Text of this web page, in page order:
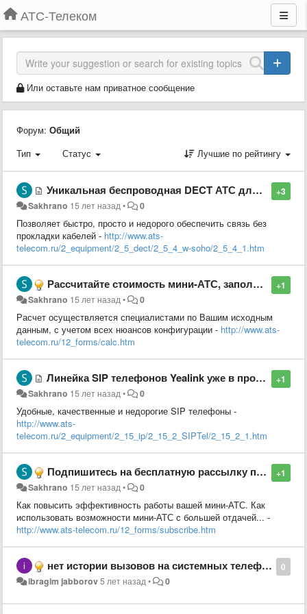
АТС-Телеком
Или оставьте нам приватное сообщение
Форум: Общий
Тип
Статус Лучшие по рейтингу
+3
Уникальная беспроводная DECT АТС для малого бизнеса - LG-Ericsson Wireless SOHO
Sakhrano 15 лет назад• 0
Позволяет быстро, просто и недорого обеспечить связь без
прокладки кабелей - http://www.ats-
telecom.ru/2_equipment/2_5_dect/2_5_4_w-soho/2_5_4_1.htm
+1
Рассчитайте стоимость мини-АТС, заполнив форму расчета
Sakhrano 15 лет назад• 0
Расчет осуществляется специалистами по Вашим исходным
данным, с учетом всех нюансов конфигурации - http://www.ats-
telecom.ru/12_forms/calc.htm
+1
Линейка SIP телефонов Yealink уже в продаже
Sakhrano 15 лет назад• 0
Удобные, качественные и недорогие SIP телефоны -
http://www.ats-
telecom.ru/2_equipment/2_15_ip/2_15_2_SIPTel/2_15_2_1.htm
+1
Подпишитесь на бесплатную рассылку полезных материалов для работы с вашей мини-АТС
Sakhrano 15 лет назад• 0
Как повысить эффективность работы вашей мини-АТС. Как
использовать возможности мини-АТС с большей отдачей... -
http://www.ats-telecom.ru/12_forms/subscribe.htm
0
нет истории вызовов на системных телефонах
ibragim jabborov5 лет назад• 0